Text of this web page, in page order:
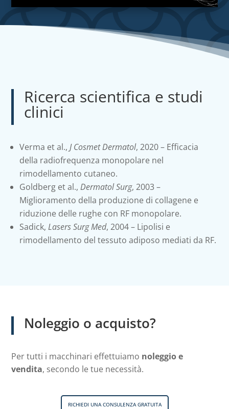
Ricerca scientifica e studi
clinici
Verma et al.,J Cosmet Dermatol, 2020 – Efficacia
della radiofrequenza monopolare nel
rimodellamento cutaneo.
Goldberg et al.,Dermatol Surg, 2003 –
Miglioramento della produzione di collagene e
riduzione delle rughe con RF monopolare.
Sadick,Lasers Surg Med, 2004 – Lipolisi e
rimodellamento del tessuto adiposo mediati da RF.
Noleggio o acquisto?
Per tutti i macchinari effettuiamo noleggio e
vendita, secondo le tue necessità.
RICHIEDI UNA CONSULENZA GRATUITA